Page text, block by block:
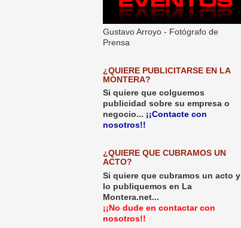
Gustavo Arroyo - Fotógrafo de
Prensa
¿QUIERE PUBLICITARSE EN LA
MONTERA?
Si quiere que colguemos
publicidad sobre su empresa o
negocio... ¡¡Contacte con
nosotros!!
¿QUIERE QUE CUBRAMOS UN
ACTO?
Si quiere que cubramos un acto y
lo publiquemos en La
Montera.net...
¡¡No dude en contactar con
nosotros!!